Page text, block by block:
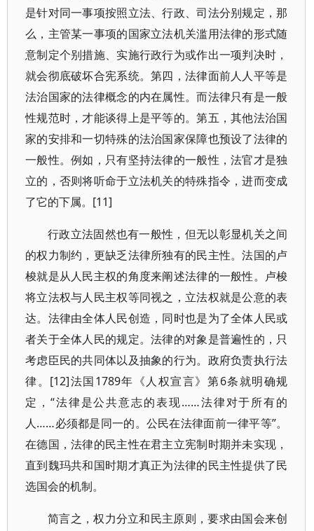
是针对同一事项按照立法、行政、司法分别规定，那
么，主管某一事项的国家立法机关滥用法律的形式随
意制定个别措施、实施行政行为或作出一项判决时，
就会彻底破坏合宪系统。第四，法律面前人人平等是
法治国家的法律概念的内在属性。而法律只有是一般
性规范时，才能谈得上是平等的。第五，其他法治国
家的安排和一切特殊的法治国家保障也预设了法律的
一般性。例如，只有坚持法律的一般性，法官才是独
立的，否则将听命于立法机关的特殊指令，进而变成
了它的下属。[11]
行政立法固然也有一般性，但无以彰显机关之间
的权力制约，更缺乏法律所独有的民主性。法国的卢
梭就是从人民主权的角度来阐述法律的一般性。卢梭
将立法权与人民主权等同视之，立法权就是公意的表
达。法律由全体人民创造，同时也是为了全体人民或
者关于全体人民的规定。法律的对象是普遍性的，只
考虑臣民的共同体以及抽象的行为。政府负责执行法
律。[12]法国1789年《人权宣言》第6条就明确规
定，“法律是公共意志的表现……法律对于所有的
人……必须都是同一的。公民在法律面前一律平等”。
在德国，法律的民主性在君主立宪制时期并未实现，
直到魏玛共和国时期才真正为法律的民主性提供了民
选国会的机制。
简言之，权力分立和民主原则，要求由国会来创